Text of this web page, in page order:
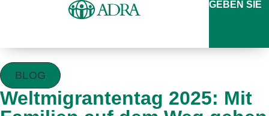
GEBEN SIE
BLOG
Weltmigrantentag 2025: Mit